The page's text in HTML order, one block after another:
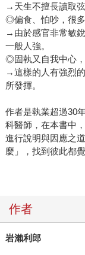
→天生不擅長讀取
◎偏食、怕吵，很多
→由於感官非常敏
一般人強。
◎固執又自我中心，
→這樣的人有強烈
所發揮。
作者是執業超過30
科醫師，在本書中
進行說明與因應之
麼」，找到彼此都
作者
岩瀨利郎